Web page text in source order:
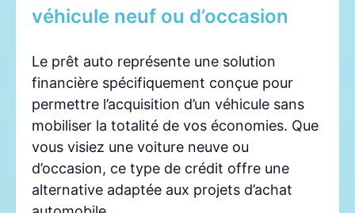
véhicule neuf ou d’occasion
Le prêt auto représente une solution
financière spécifiquement conçue pour
permettre l’acquisition d’un véhicule sans
mobiliser la totalité de vos économies. Que
vous visiez une voiture neuve ou
d’occasion, ce type de crédit offre une
alternative adaptée aux projets d’achat